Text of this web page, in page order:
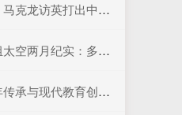
要当欧洲老大_法国_英法_英国
实验稳步推进，探索宇宙奥秘
现代教育创新并行